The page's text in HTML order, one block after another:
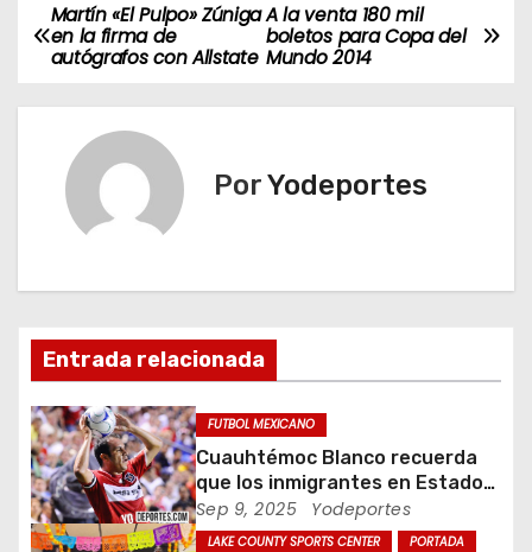
N
a
i
ó
n
d
A la venta 180 mil
boletos para Copa del
Mundo 2014
Martín «El Pulpo» Zúniga
en la firma de
autógrafos con Allstate
PorYodeportes
Entrada relacionada
FUTBOL MEXICANO
Cuauhtémoc Blanco recuerda
que los inmigrantes en Estados
Unidos son gente trabajadora
Sep 9, 2025 Yodeportes
LAKE COUNTY SPORTS CENTER
PORTADA